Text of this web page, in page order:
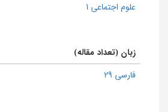
علوم اجتماعی 1
زبان (تعداد مقاله)
فارسی 29